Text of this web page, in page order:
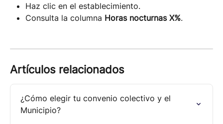
Haz clic en el establecimiento.
Consulta la columna Horas nocturnas X%.
Artículos relacionados
¿Cómo elegir tu convenio colectivo y el
Municipio?